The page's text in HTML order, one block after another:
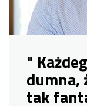
"
dumna,
tak